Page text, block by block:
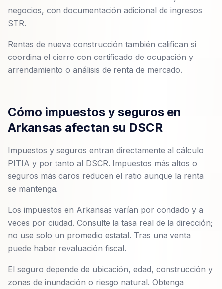
negocios, con documentación adicional de ingresos
STR.
Rentas de nueva construcción también califican si
coordina el cierre con certificado de ocupación y
arrendamiento o análisis de renta de mercado.
Cómo impuestos y seguros en
Arkansas afectan su DSCR
Impuestos y seguros entran directamente al cálculo
PITIA y por tanto al DSCR. Impuestos más altos o
seguros más caros reducen el ratio aunque la renta
se mantenga.
Los impuestos en Arkansas varían por condado y a
veces por ciudad. Consulte la tasa real de la dirección;
no use solo un promedio estatal. Tras una venta
puede haber revaluación fiscal.
El seguro depende de ubicación, edad, construcción y
zonas de inundación o riesgo natural. Obtenga